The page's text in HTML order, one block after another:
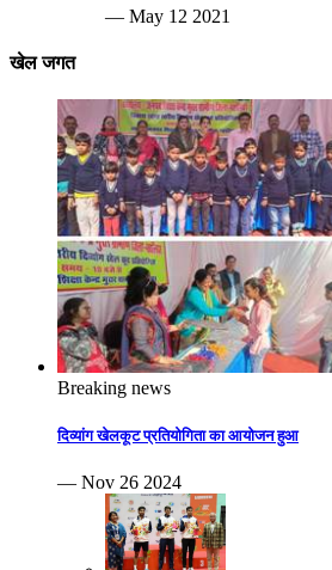
— May 12 2021
खेल जगत
Breaking news
दिव्यांग खेलकूट प्रतियोगिता का आयोजन हुआ
— Nov 26 2024